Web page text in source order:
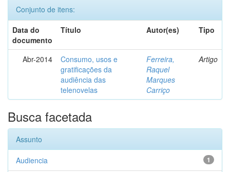
Conjunto de itens:
Data do
documento
Título Autor(es) Tipo
Abr-2014
Consumo, usos e
gratificações da
audiência das
telenovelas
Ferreira,
Raquel
Marques
Carriço
Artigo
Busca facetada
Assunto
1
Audiencia